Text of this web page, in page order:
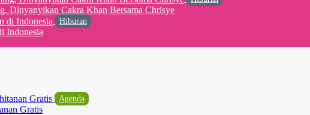
Dinyanyikan Cakra Khan Bersama Chrisye
Hiburan
Indonesia
Agenda
Gratis